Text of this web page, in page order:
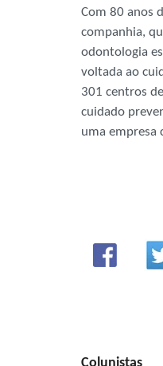
Com 80 anos
companhia,
odontologia
voltada ao
301 centros
cuidado
uma empresa